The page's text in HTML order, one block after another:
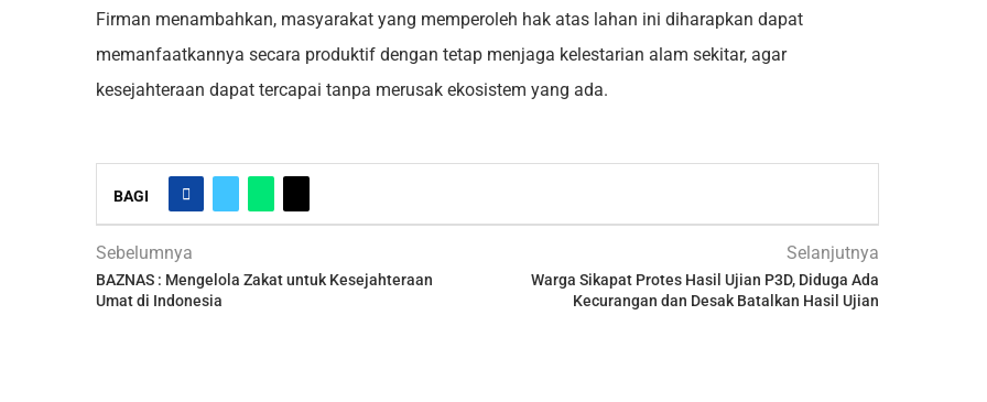
Firman menambahkan, masyarakat yang memperoleh hak atas lahan ini diharapkan dapat
memanfaatkannya secara produktif dengan tetap menjaga kelestarian alam sekitar, agar
kesejahteraan dapat tercapai tanpa merusak ekosistem yang ada.
BAGI
Sebelumnya
BAZNAS : Mengelola Zakat untuk Kesejahteraan
Umat di Indonesia
Selanjutnya
Warga Sikapat Protes Hasil Ujian P3D, Diduga Ada
Kecurangan dan Desak Batalkan Hasil Ujian